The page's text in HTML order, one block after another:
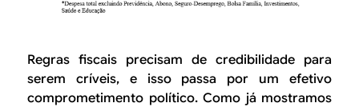
Regras fiscais precisam de credibilidade para
serem críveis, e isso passa por um efetivo
comprometimento político. Como já mostramos